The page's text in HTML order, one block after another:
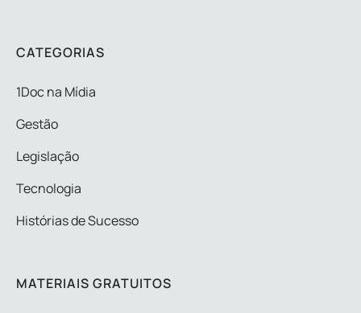
CATEGORIAS
1Doc na Mídia
Gestão
Legislação
Tecnologia
Histórias de Sucesso
MATERIAIS GRATUITOS